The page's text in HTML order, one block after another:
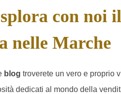
con noi
nelle Marche
blog troverete un vero e proprio
dedicati al mondo della